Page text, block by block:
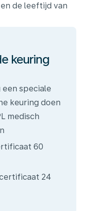
de leeftijd van
keuring
speciale
keuring doen
medisch
60
24